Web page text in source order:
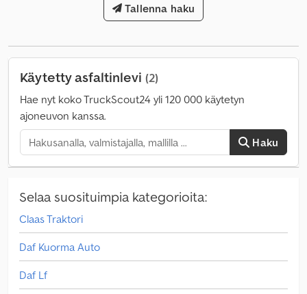
Tallenna haku
Käytetty asfaltinlevi (2)
Hae nyt koko TruckScout24 yli 120 000 käytetyn
ajoneuvon kanssa.
Haku
Selaa suosituimpia kategorioita:
Claas Traktori
Daf Kuorma Auto
Daf Lf